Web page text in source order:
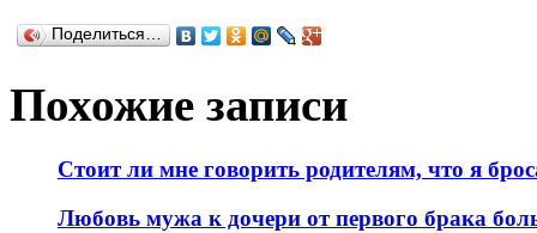
Поделиться…
Похожие записи
Стоит ли мне говорить родителям, что я
Любовь мужа к дочери от первого брака